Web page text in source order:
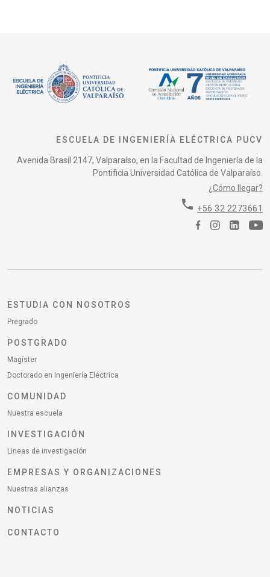
ESCUELA DE INGENIERÍA ELÉCTRICA PUCV
Avenida Brasil 2147, Valparaíso, en la Facultad de Ingeniería de la
Pontificia Universidad Católica de Valparaíso.
¿Cómo llegar?
phone +56 32 2273661
ESTUDIA CON NOSOTROS
Pregrado
POSTGRADO
Magíster
Doctorado en Ingeniería Eléctrica
COMUNIDAD
Nuestra escuela
INVESTIGACIÓN
Lineas de investigación
EMPRESAS Y ORGANIZACIONES
Nuestras alianzas
NOTICIAS
CONTACTO